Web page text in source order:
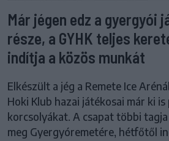
Már jégen edz a gyergyói
része, a GYHK teljes
indítja a közös munkát
Elkészült a jég a Remete Ice
Hoki Klub hazai játékosai már ki
korcsolyákat. A csapat többi
meg Gyergyóremetére, hétfőtől